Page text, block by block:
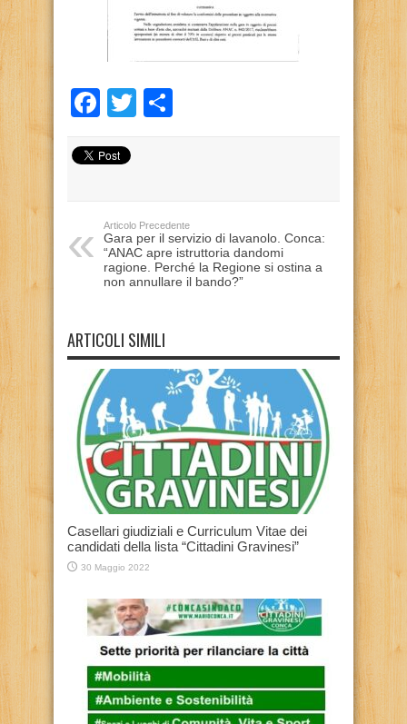
Facebook
Twitter
Articolo Precedente
Gara per il servizio di lavanolo. Conca:
“ANAC apre istruttoria dandomi
ragione. Perché la Regione si ostina a
non annullare il bando?”
ARTICOLI SIMILI
Casellari giudiziali e Curriculum Vitae dei
candidati della lista “Cittadini Gravinesi”
30 Maggio 2022